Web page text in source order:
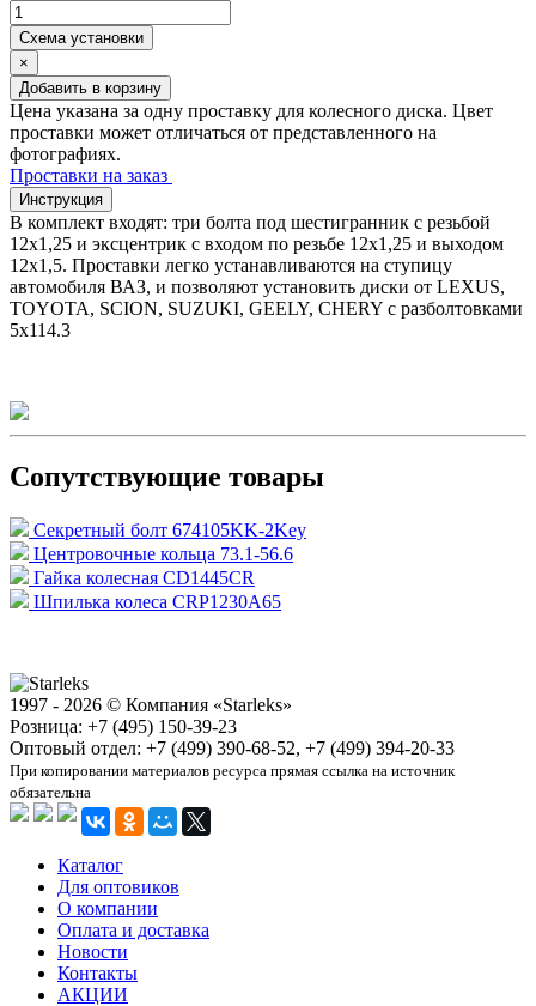
Схема установки
×
Добавить в корзину
Цена указана за одну проставку для колесного диска. Цвет
проставки может отличаться от представленного на
фотографиях.
Проставки на заказ
Инструкция
В комплект входят: три болта под шестигранник с резьбой
12х1,25 и эксцентрик с входом по резьбе 12х1,25 и выходом
12х1,5. Проставки легко устанавливаются на ступицу
автомобиля ВАЗ, и позволяют установить диски от LEXUS,
TOYOTA, SCION, SUZUKI, GEELY, CHERY с разболтовками
5х114.3
Сопутствующие товары
Секретный болт 674105KK-2Key
Центровочные кольца 73.1-56.6
Гайка колесная CD1445CR
Шпилька колеса CRP1230A65
1997 - 2026 © Компания «Starleks»
Розница: +7 (495) 150-39-23
Оптовый отдел: +7 (499) 390-68-52, +7 (499) 394-20-33
При копировании материалов ресурса прямая ссылка на источник
обязательна
Каталог
Для оптовиков
О компании
Оплата и доставка
Новости
Контакты
АКЦИИ